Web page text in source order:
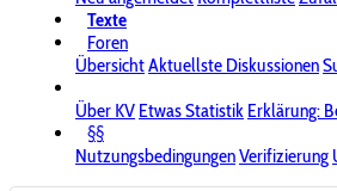
Texte
Foren
ÜbersichtAktuellste Diskussionen
Über KV Etwas Statistik Erklärung:
§§
NutzungsbedingungenVerifizierung